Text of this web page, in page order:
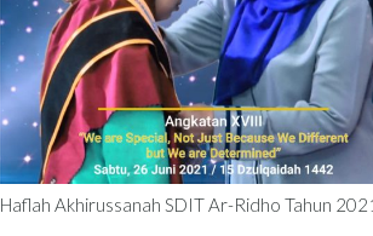
Haflah Akhirussanah SDIT Ar-Ridho Tahun